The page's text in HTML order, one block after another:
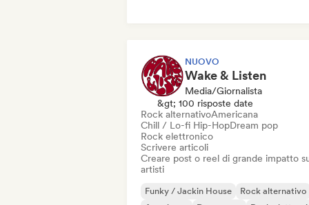
NUOVO
Wake & Listen
Media/Giornalista
&gt; 100 risposte date
Rock alternativoAmericana
Chill / Lo-fi Hip-HopDream pop
Rock elettronico
Scrivere articoli
Creare post o reel di grande impatto
artisti
Funky / Jackin House
Rock alternativo